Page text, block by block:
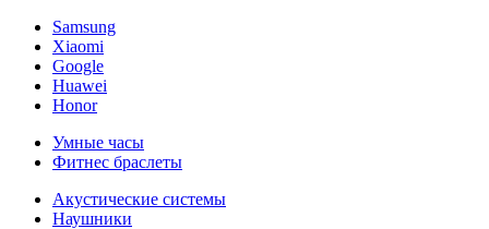
Samsung
Xiaomi
Google
Huawei
Honor
Умные часы
Фитнес браслеты
Акустические системы
Наушники